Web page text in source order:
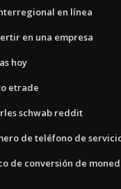
en línea
en una empresa
hoy
etrade
schwab reddit
de teléfono de
de conversión de